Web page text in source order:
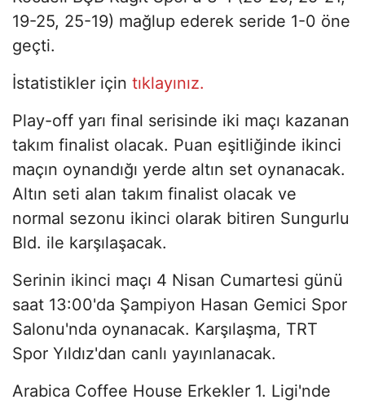
19-25, 25-19) mağlup ederek seride 1-0 öne
geçti.
İstatistikler için tıklayınız.
Play-off yarı final serisinde iki maçı kazanan
takım finalist olacak. Puan eşitliğinde ikinci
maçın oynandığı yerde altın set oynanacak.
Altın seti alan takım finalist olacak ve
normal sezonu ikinci olarak bitiren Sungurlu
Bld. ile karşılaşacak.
Serinin ikinci maçı 4 Nisan Cumartesi günü
saat 13:00'da Şampiyon Hasan Gemici Spor
Salonu'nda oynanacak. Karşılaşma, TRT
Spor Yıldız'dan canlı yayınlanacak.
Arabica Coffee House Erkekler 1. Ligi'nde